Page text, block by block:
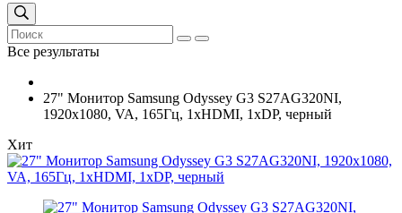
Все результаты
27" Монитор Samsung Odyssey G3 S27AG320NI,
1920x1080, VA, 165Гц, 1хHDMI, 1хDP, черный
Хит